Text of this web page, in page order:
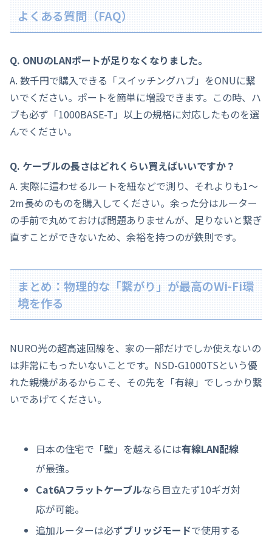
よくある質問（FAQ）
Q. ONUのLANポートが足りなくなりました。
A. 数千円で購入できる「スイッチングハブ」をONUに繋
いでください。ポートを簡単に増設できます。この時、ハ
ブも必ず「1000BASE-T」以上の規格に対応したものを選
んでください。
Q. ケーブルの長さはどれくらい買えばいいですか？
A. 実際に這わせるルートを紐などで測り、それよりも1〜
2m長めのものを購入してください。余った分はルーター
の手前で丸めておけば問題ありませんが、足りないと繋ぎ
直すことができないため、余裕を持つのが鉄則です。
まとめ：物理的な「繋がり」が最高のWi-Fi環
境を作る
NURO光の超高速回線を、家の一部だけでしか使えないの
は非常にもったいないことです。NSD-G1000TSという優
れた親機があるからこそ、その先を「有線」でしっかり繋
いであげてください。
日本の住宅で「壁」を越えるには有線LAN配線
が最強。
Cat6Aフラットケーブルなら目立たず10ギガ対
応が可能。
追加ルーターは必ずブリッジモードで使用する